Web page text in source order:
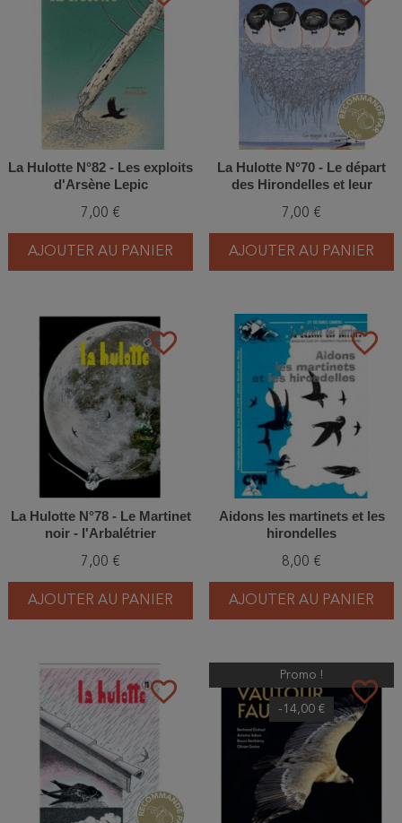
La Hulotte N°82 - Les exploits
d'Arsène Lepic
7,00 €
AJOUTER AU PANIER
La Hulotte N°70 - Le départ
des Hirondelles et leur
7,00 €
AJOUTER AU PANIER
favorite_border
La Hulotte N°78 - Le Martinet
noir - l'Arbalétrier
7,00 €
AJOUTER AU PANIER
favorite_border
Aidons les martinets et les
hirondelles
8,00 €
AJOUTER AU PANIER
favorite_border favorite_border
Promo !
-14,00 €